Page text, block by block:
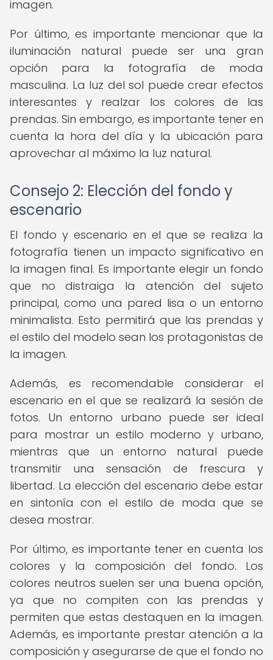
imagen.
Por último, es importante mencionar que la
iluminación natural puede ser una gran
opción para la fotografía de moda
masculina. La luz del sol puede crear efectos
interesantes y realzar los colores de las
prendas. Sin embargo, es importante tener en
cuenta la hora del día y la ubicación para
aprovechar al máximo la luz natural.
Consejo 2: Elección del fondo y
escenario
El fondo y escenario en el que se realiza la
fotografía tienen un impacto significativo en
la imagen final. Es importante elegir un fondo
que no distraiga la atención del sujeto
principal, como una pared lisa o un entorno
minimalista. Esto permitirá que las prendas y
el estilo del modelo sean los protagonistas de
la imagen.
Además, es recomendable considerar el
escenario en el que se realizará la sesión de
fotos. Un entorno urbano puede ser ideal
para mostrar un estilo moderno y urbano,
mientras que un entorno natural puede
transmitir una sensación de frescura y
libertad. La elección del escenario debe estar
en sintonía con el estilo de moda que se
desea mostrar.
Por último, es importante tener en cuenta los
colores y la composición del fondo. Los
colores neutros suelen ser una buena opción,
ya que no compiten con las prendas y
permiten que estas destaquen en la imagen.
Además, es importante prestar atención a la
composición y asegurarse de que el fondo no